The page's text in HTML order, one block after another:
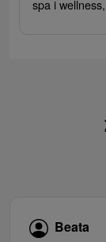
spa i
Beata